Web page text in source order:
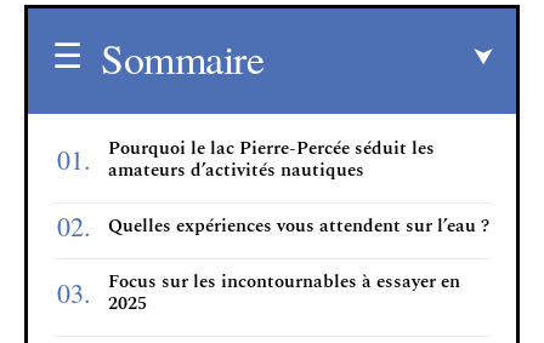
Sommaire
Pourquoi le lac Pierre-Percée séduit les
amateurs d’activités nautiques
Quelles expériences vous attendent sur l’eau ?
Focus sur les incontournables à essayer en
2025